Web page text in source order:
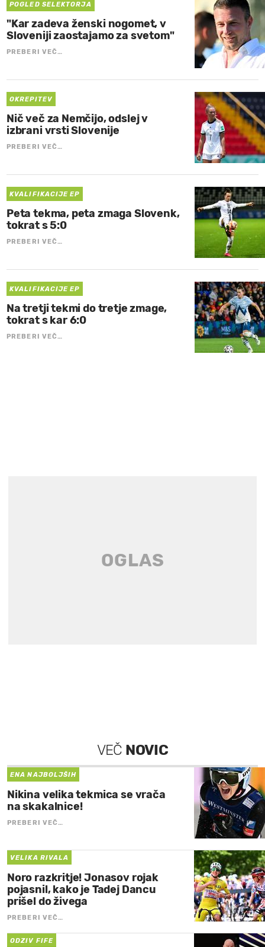
POGLED SELEKTORJA
"Kar zadeva ženski nogomet, v
Sloveniji zaostajamo za svetom"
PREBERI VEČ…
OKREPITEV
Nič več za Nemčijo, odslej v
izbrani vrsti Slovenije
PREBERI VEČ…
KVALIFIKACIJE EP
Peta tekma, peta zmaga Slovenk,
tokrat s 5:0
PREBERI VEČ…
KVALIFIKACIJE EP
Na tretji tekmi do tretje zmage,
tokrat s kar 6:0
PREBERI VEČ…
VEČ NOVIC
ENA NAJBOLJŠIH
Nikina velika tekmica se vrača
na skakalnice!
PREBERI VEČ…
VELIKA RIVALA
Noro razkritje! Jonasov rojak
pojasnil, kako je Tadej Dancu
prišel do živega
PREBERI VEČ…
ODZIV FIFE